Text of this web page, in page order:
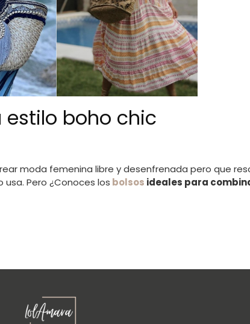
estilo boho chic
moda femenina libre y desenfrenada pero que
Pero ¿Conoces los bolsos ideales para